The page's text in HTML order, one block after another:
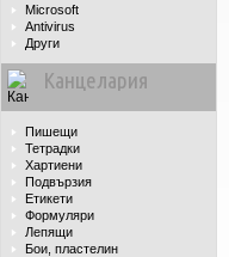
Microsoft
Antivirus
Други
Канцелария
Пишещи
Тетрадки
Хартиени
Подвързия
Етикети
Формуляри
Лепящи
Бои, пластелин